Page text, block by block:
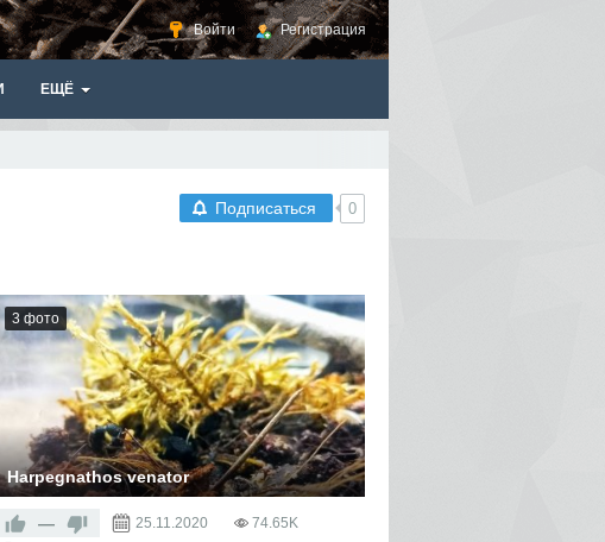
Войти Регистрация
ЕЩЁ
Подписаться 0
3 фото
Harpegnathos venator
— 25.11.2020
74.65K